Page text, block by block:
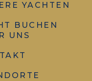
YACHTEN
BUCHEN
UNS